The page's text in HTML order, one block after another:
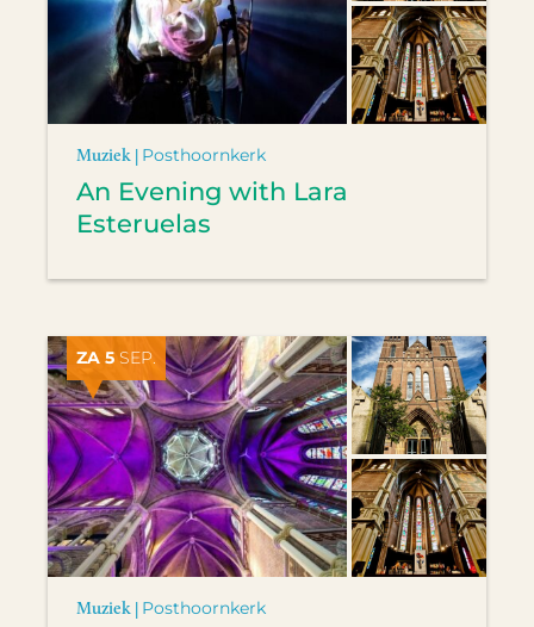
Muziek | Posthoornkerk
An Evening with Lara
Esteruelas
ZA 5 SEP.
Muziek | Posthoornkerk